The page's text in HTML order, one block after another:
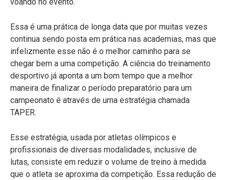
Essa é uma prática de longa data que por muitas vezes
continua sendo posta em prática nas academias, mas que
infelizmente esse não é o melhor caminho para se
chegar bem a uma competição. A ciência do treinamento
desportivo já aponta a um bom tempo que a melhor
maneira de finalizar o período preparatório para um
campeonato é através de uma estratégia chamada
TAPER.
Esse estratégia, usada por atletas olímpicos e
profissionais de diversas modalidades, inclusive de
lutas, consiste em reduzir o volume de treino à medida
que o atleta se aproxima da competição. Essa redução de